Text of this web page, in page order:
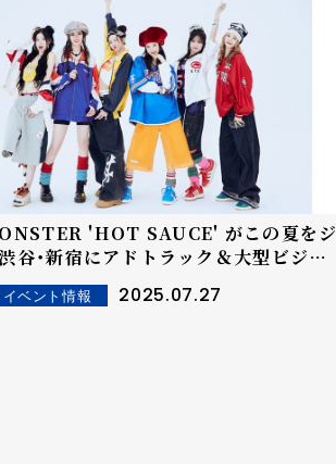
'HOT SAUCE' がこの夏をジ
渋谷・新宿にアドトラック＆大型ビジョ
ベント情報 2025.07.27